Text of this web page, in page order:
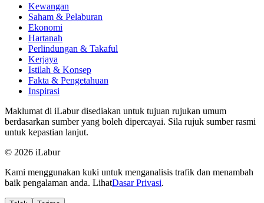
Kewangan
Saham & Pelaburan
Ekonomi
Hartanah
Perlindungan & Takaful
Kerjaya
Istilah & Konsep
Fakta & Pengetahuan
Inspirasi
Maklumat di iLabur disediakan untuk tujuan rujukan umum
berdasarkan sumber yang boleh dipercayai. Sila rujuk sumber rasmi
untuk kepastian lanjut.
© 2026 iLabur
Kami menggunakan kuki untuk menganalisis trafik dan menambah
baik pengalaman anda. LihatDasar Privasi.